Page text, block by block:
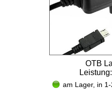
OTB
am Lager, in